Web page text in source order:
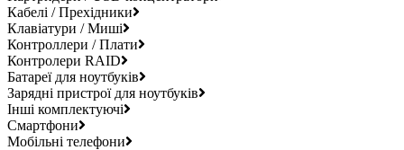
Кабелі / Прехідники
Клавіатури / Миші
Контроллери / Плати
Контролери RAID
Батареї для ноутбуків
Зарядні пристрої для ноутбуків
Інші комплектуючі
Смартфони
Мобільні телефони